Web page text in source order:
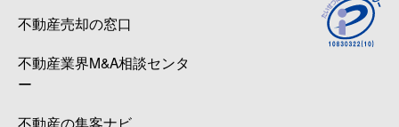
不動産売却の窓口
不動産業界M&A相談センタ
ー
不動産の集客ナビ